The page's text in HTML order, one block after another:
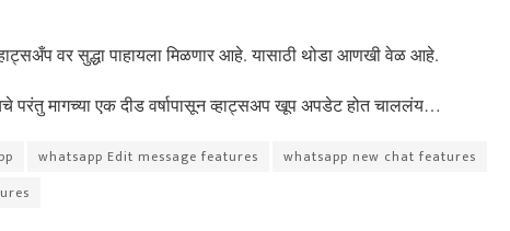
वर सुद्धा पाहायला मिळणार आहे. यासाठी थोडा आणखी वेळ आहे.
परंतु मागच्या एक दीड वर्षापासून व्हाट्सअप खूप अपडेट होत चाललंय…
whatsapp Edit message features
whatsapp new chat features